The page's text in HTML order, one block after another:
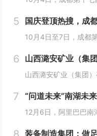
5 国庆登顶热搜，成
6
7
装备制造集团：做